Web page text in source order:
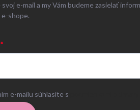
e-mail a my Vám budeme zasielať
e-shope.
e-mailu súhlasíte s